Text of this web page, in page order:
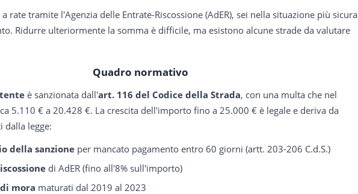
rate tramite l'Agenzia delle Entrate-Riscossione (AdER), sei nella situazione più sicura
Ridurre ulteriormente la somma è difficile, ma esistono alcune strade da valutare
Quadro normativo
è sanzionata dall'art. 116 del Codice della Strada, con una multa che nel
5.110 € a 20.428 €. La crescita dell'importo fino a 25.000 € è legale e deriva da
dalla legge:
della sanzione per mancato pagamento entro 60 giorni (artt. 203-206 C.d.S.)
di AdER (fino all'8% sull'importo)
mora maturati dal 2019 al 2023